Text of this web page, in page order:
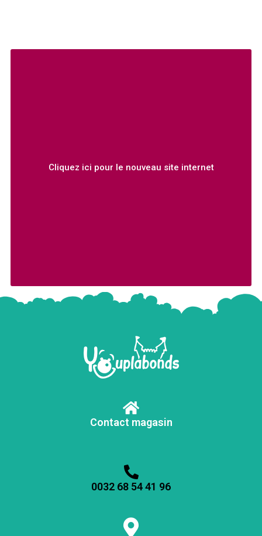
Cliquez ici pour le nouveau site internet
Contact magasin
0032 68 54 41 96